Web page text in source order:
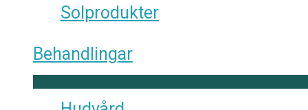
Solprodukter
Behandlingar